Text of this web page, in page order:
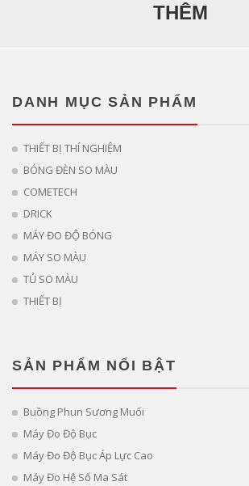
THÊM
DANH MỤC SẢN PHẨM
THIẾT BỊ THÍ NGHIỆM
BÓNG ĐÈN SO MÀU
COMETECH
DRICK
MÁY ĐO ĐỘ BÓNG
MÁY SO MÀU
TỦ SO MÀU
THIẾT BỊ
SẢN PHẨM NỔI BẬT
Buồng Phun Sương Muối
Máy Đo Độ Bục
Máy Đo Độ Bục Áp Lực Cao
Máy Đo Hệ Số Ma Sát